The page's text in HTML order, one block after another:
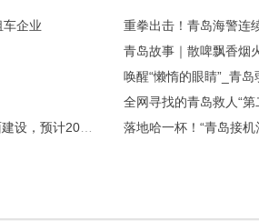
企业
重拳出击！青岛海警连
唤醒“懒惰的眼睛”_青岛
全网寻找的青岛救人“第
落地哈一杯！“青岛接机